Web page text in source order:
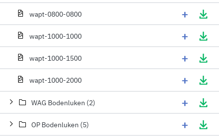
wapt-0800-0800 +
wapt-1000-1000 +
wapt-1000-1500 +
wapt-1000-2000 +
WAG Bodenluken (2) +
OP Bodenluken (5) +